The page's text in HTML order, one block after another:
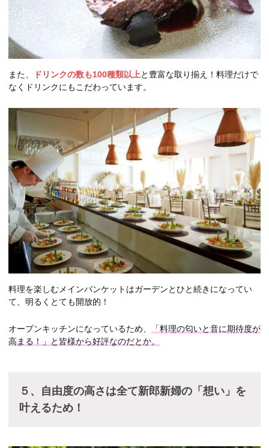
また、 ドリンクの数も100種類以上と豊富な取り揃え！料理だけで
なくドリンクにもこだわっています。
料理を楽しむメインバンケットはガーデンとひと続きになってい
て、明るくとても開放的！
オープンキッチンになっているため、
「料理の匂いと音に期待度が
高まる！」と皆様から好評なのだとか。
５、自由度の高さは全て新郎新婦の「想い」を
叶えるため！